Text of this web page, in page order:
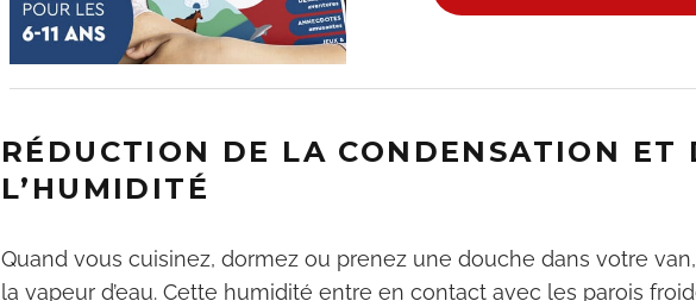
RÉDUCTION DE LA CONDENSATION ET
L’HUMIDITÉ
Quand vous cuisinez, dormez ou prenez une douche dans votre
la vapeur d’eau. Cette humidité entre en contact avec les parois